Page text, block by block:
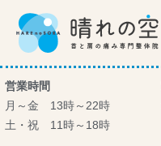
ス
キ
ッ
プ
営業時間
月～金 13時～22時
土・祝 11時～18時